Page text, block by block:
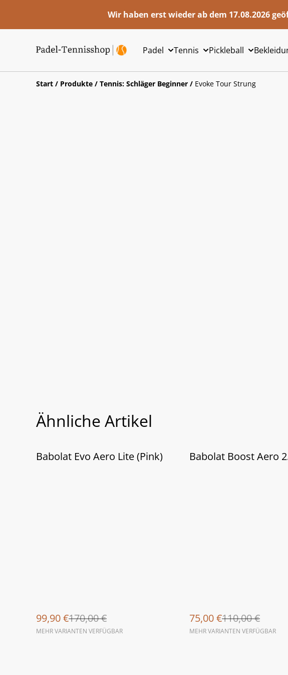
Wir haben erst wieder ab dem 17.08.2026
Padel Tennis Pickleball
Start / Produkte / Tennis: Schläger Beginner / Evoke Tour Strung
Ähnliche Artikel
%
Babolat Evo Aero Lite (Pink)
99,90 €170,00 €
MEHR VARIANTEN VERFÜGBAR
%
Babolat Boost Aero
75,00 €110,00 €
MEHR VARIANTEN VERFÜGBAR